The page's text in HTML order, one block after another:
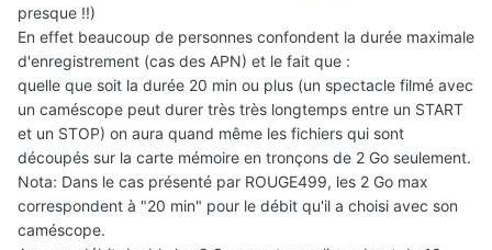
presque !!)
En effet beaucoup de personnes confondent la durée maximale
d'enregistrement (cas des APN) et le fait que :
quelle que soit la durée 20 min ou plus (un spectacle filmé avec
un caméscope peut durer très très longtemps entre un START
et un STOP) on aura quand même les fichiers qui sont
découpés sur la carte mémoire en tronçons de 2 Go seulement.
Nota: Dans le cas présenté par ROUGE499, les 2 Go max
correspondent à "20 min" pour le débit qu'il a choisi avec son
caméscope.